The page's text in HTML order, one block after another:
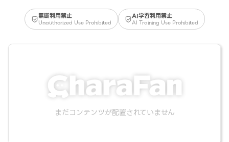
無断利用禁止
Unauthorized Use Prohibited
AI学習利用禁止
AI Training Use Prohibited
まだコンテンツが配置されていません